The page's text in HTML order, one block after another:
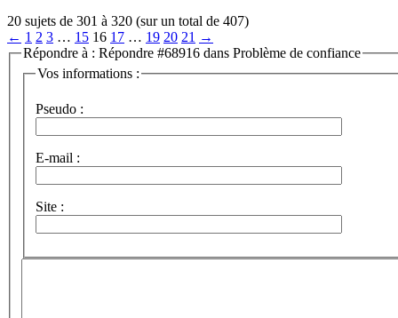
20 sujets de 301 à 320 (sur un total de 407)
← 1 2 3 … 15 16 17 … 19 20 21 →
Répondre à : Répondre #68916 dans Problème de confiance
Vos informations :
Pseudo :
E-mail :
Site :